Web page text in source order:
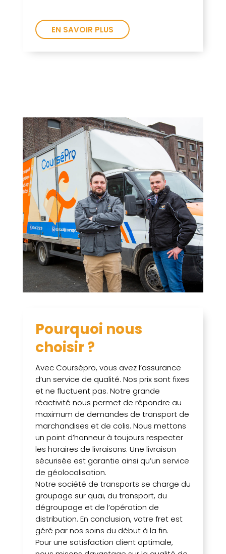
EN SAVOIR PLUS
Pourquoi nous
choisir ?
Avec Coursépro, vous avez l’assurance
d’un service de qualité. Nos prix sont fixes
et ne fluctuent pas. Notre grande
réactivité nous permet de répondre au
maximum de demandes de transport de
marchandises et de colis. Nous mettons
un point d’honneur à toujours respecter
les horaires de livraisons. Une livraison
sécurisée est garantie ainsi qu’un service
de géolocalisation.
Notre société de transports se charge du
groupage sur quai, du transport, du
dégroupage et de l’opération de
distribution. En conclusion, votre fret est
géré par nos soins du début à la fin.
Pour une satisfaction client optimale,